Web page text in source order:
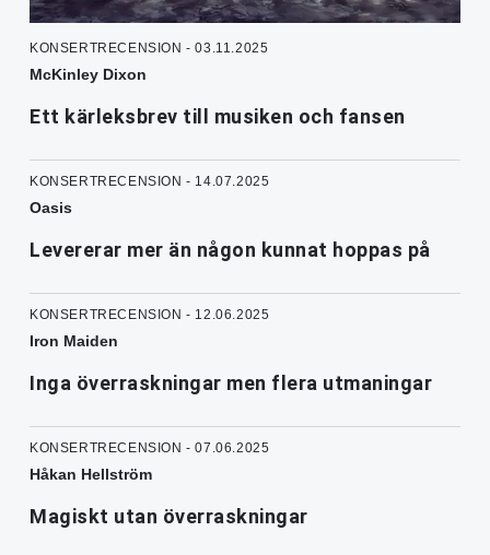
KONSERTRECENSION - 03.11.2025
McKinley Dixon
Ett kärleksbrev till musiken och fansen
KONSERTRECENSION - 14.07.2025
Oasis
Levererar mer än någon kunnat hoppas på
KONSERTRECENSION - 12.06.2025
Iron Maiden
Inga överraskningar men flera utmaningar
KONSERTRECENSION - 07.06.2025
Håkan Hellström
Magiskt utan överraskningar